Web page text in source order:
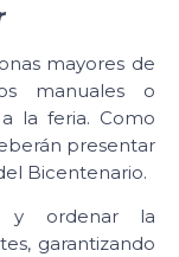
mayores de
manuales o
la feria. Como
presentar
Bicentenario.
y ordenar la
garantizando